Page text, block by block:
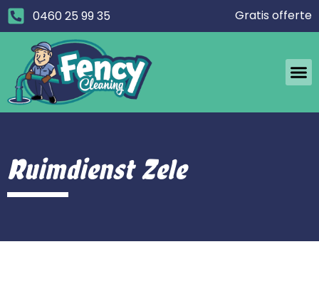
0460 25 99 35 Gratis offerte
Ruimdienst Zele